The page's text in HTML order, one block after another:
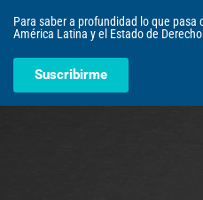
Para saber a profundidad lo que pasa
América Latina y el Estado de
Suscribirme